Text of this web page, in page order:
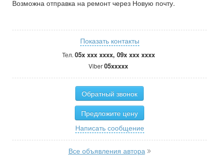
Возможна отправка на ремонт через Новую почту.
Показать контакты
Тел. 05x xxx xxxx, 09x xxx xxxx
Viber05xxxxx
Обратный звонок
Предложите цену
Написать сообщение
Все объявления автора